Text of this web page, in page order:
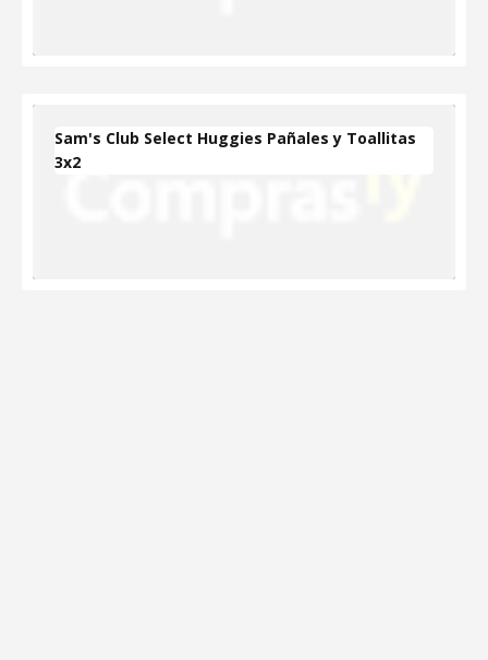
Sam's Club Select Huggies Pañales y Toallitas
3x2